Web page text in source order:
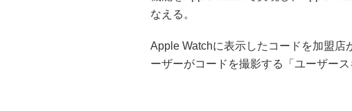
なえる。
Apple Watchに表示したコードを加盟
ーザーがコードを撮影する「ユーザース